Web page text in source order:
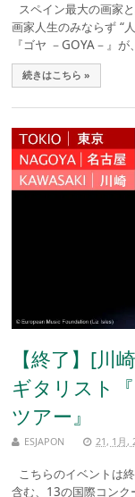
スペイン最大の画家
画家人生のみならず “
『ゴヤ －GOYA－』
続きはこちら »
【終了】[川
ギタリスト
ツアー』
ESJAPON 21, 1月,
こちらのイベントは
含む、13の国際コンク